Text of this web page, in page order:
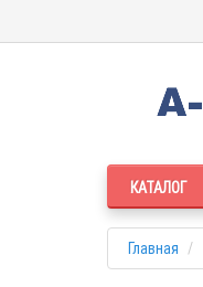
КАТАЛОГ
Главная